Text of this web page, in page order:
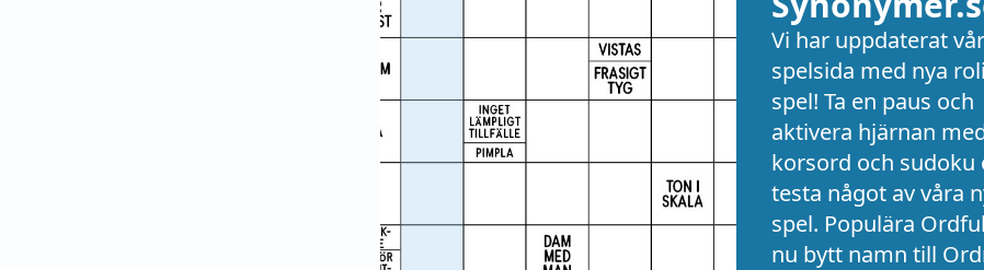
Vi har uppdaterat vår
spelsida med nya
spel! Ta en paus och
aktivera hjärnan
korsord och sudoku
testa något av våra
spel. Populära
nu bytt namn till